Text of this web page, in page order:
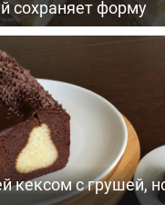
сохраняет форму
кексом с грушей,